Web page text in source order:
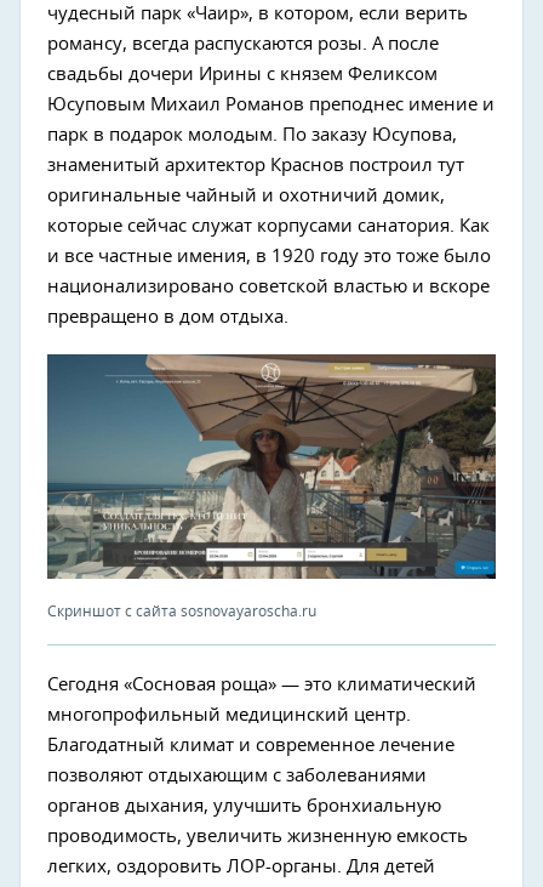
чудесный парк «Чаир», в котором, если верить
романсу, всегда распускаются розы. А после
свадьбы дочери Ирины с князем Феликсом
Юсуповым Михаил Романов преподнес имение и
парк в подарок молодым. По заказу Юсупова,
знаменитый архитектор Краснов построил тут
оригинальные чайный и охотничий домик,
которые сейчас служат корпусами санатория. Как
и все частные имения, в 1920 году это тоже было
национализировано советской властью и вскоре
превращено в дом отдыха.
Скриншот с сайта sosnovayaroscha.ru
Сегодня «Сосновая роща» — это климатический
многопрофильный медицинский центр.
Благодатный климат и современное лечение
позволяют отдыхающим с заболеваниями
органов дыхания, улучшить бронхиальную
проводимость, увеличить жизненную емкость
легких, оздоровить ЛОР-органы. Для детей